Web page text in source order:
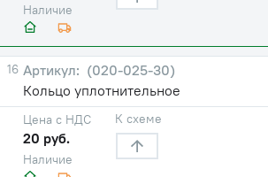
Наличие
16
(020-025-30)
Кольцо уплотнительное
Наличие
Цена с НДС
20 руб.
К схеме